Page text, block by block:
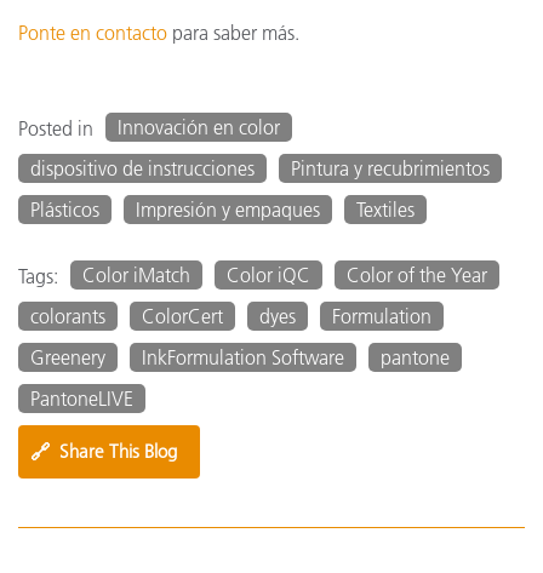
Ponte en contacto para saber más.
Posted in
Innovación en color
dispositivo de instrucciones
Pintura y recubrimientos
Plásticos
Impresión y empaques Textiles
Tags: Color iMatch Color iQC
Color of the Year
colorants
ColorCert dyes
Formulation
Greenery
InkFormulation Software
pantone
PantoneLIVE
🔗 Share This Blog